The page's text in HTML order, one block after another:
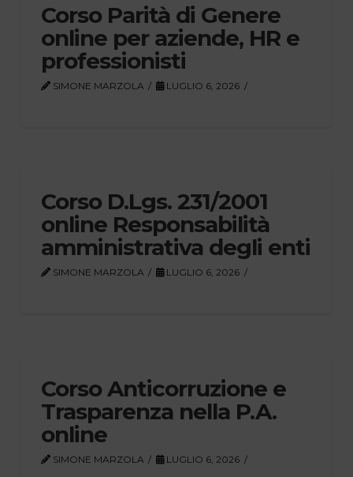
Corso Parità di Genere
online per aziende, HR e
professionisti
SIMONE MARZOLA LUGLIO 6, 2026
Corso D.Lgs. 231/2001
online Responsabilità
amministrativa degli enti
SIMONE MARZOLA LUGLIO 6, 2026
Corso Anticorruzione e
Trasparenza nella P.A.
online
SIMONE MARZOLA LUGLIO 6, 2026